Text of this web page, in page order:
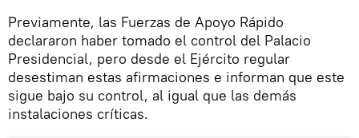
Previamente, las Fuerzas de Apoyo Rápido
declararon haber tomado el control del Palacio
Presidencial, pero desde el Ejército regular
desestiman estas afirmaciones e informan que este
sigue bajo su control, al igual que las demás
instalaciones críticas.